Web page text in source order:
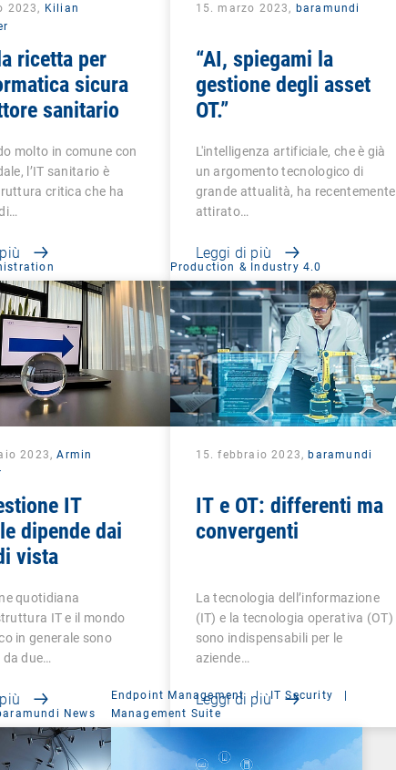
2023, Kilian
ricetta per
sicura
sanitario
molto in comune con
l’IT sanitario è
critica che ha
15. marzo 2023, baramundi
“AI, spiegami la
gestione degli asset
OT.”
L'intelligenza artificiale, che è già
un argomento tecnologico di
grande attualità, ha recentemente
attirato…
Leggi di più
2023,Armin
IT
dipende dai
vista
quotidiana
IT e il mondo
in generale sono
due…
Production & Industry 4.0
15. febbraio 2023,baramundi
IT e OT: differenti ma
convergenti
La tecnologia dell’informazione
(IT) e la tecnologia operativa (OT)
sono indispensabili per le
aziende…
Leggi di più
News
Endpoint Management | IT Security
|
Management Suite